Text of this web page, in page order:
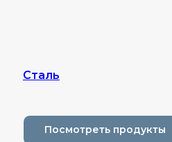
Сталь
Посмотреть продукты